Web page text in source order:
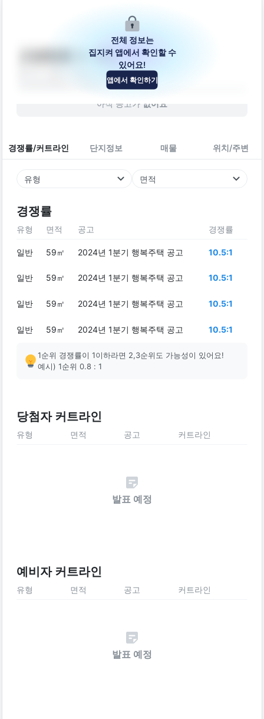
고양창릉 A-4BL
경기도 고양시 덕양구 도내동 144-4
아직 공고가 없어요
경쟁률/커트라인 단지정보 매물 위치/주변
유형 면적
경쟁률
전체 정보는
집지켜 앱에서 확인할 수
있어요!
앱에서 확인하기
유형 면적 공고 경쟁률
일반 59㎡ 2024년 1분기 행복주택 공고 10.5:1
일반 59㎡ 2024년 1분기 행복주택 공고 10.5:1
일반 59㎡ 2024년 1분기 행복주택 공고 10.5:1
일반 59㎡ 2024년 1분기 행복주택 공고 10.5:1
1순위 경쟁률이 1이하라면 2,3순위도 가능성이 있어요!
예시) 1순위 0.8 : 1
당첨자 커트라인
유형 면적 공고 커트라인
발표 예정
예비자 커트라인
유형 면적 공고 커트라인
발표 예정